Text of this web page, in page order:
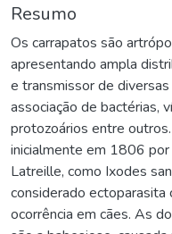
Resumo
Os carrapatos são
apresentando ampla
e transmissor de
associação de bactérias,
protozoários entre
inicialmente em 1806 por
Latreille, como Ixodes
considerado ectoparasita
ocorrência em cães. As